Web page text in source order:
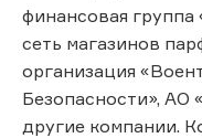
финансовая группа
сеть магазинов
организация
Безопасности», АО
другие компании.